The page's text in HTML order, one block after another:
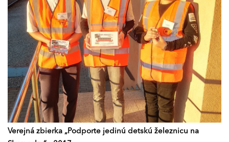
Verejná zbierka „Podporte jedinú detskú železnicu na